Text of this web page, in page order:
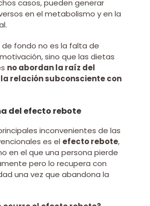
casos, pueden generar
en el metabolismo y en la
de fondo no es la falta de
sino que las dietas
no abordan la raíz del
relación subconsciente con
del efecto rebote
inconvenientes de las
es el efecto rebote,
en el que una persona pierde
pero lo recupera con
una vez que abandona la